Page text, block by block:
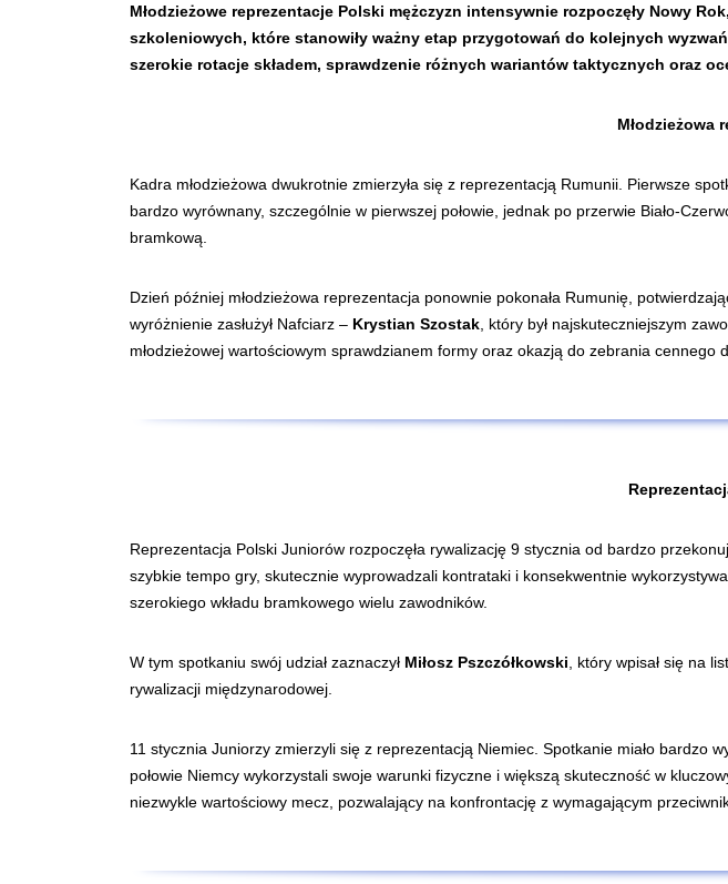
Młodzieżowe reprezentacje Polski mężczyzn intensywnie rozpoczęły Nowy
szkoleniowych, które stanowiły ważny etap przygotowań do kolejnych
szerokie rotacje składem, sprawdzenie różnych wariantów taktycznych oraz
Młodzieżowa
Kadra młodzieżowa dwukrotnie zmierzyła się z reprezentacją Rumunii. Pierwsze
bardzo wyrównany, szczególnie w pierwszej połowie, jednak po przerwie Biało-
bramkową.
Dzień później młodzieżowa reprezentacja ponownie pokonała Rumunię,
wyróżnienie zasłużył Nafciarz – Krystian Szostak , który był najskuteczniejszym
młodzieżowej wartościowym sprawdzianem formy oraz okazją do zebrania cennego
Reprezentacja Polski Juniorów rozpoczęła rywalizację 9 stycznia od bardzo
szybkie tempo gry, skutecznie wyprowadzali kontrataki i konsekwentnie
szerokiego wkładu bramkowego wielu zawodników.
W tym spotkaniu swój udział zaznaczył Miłosz Pszczółkowski , który wpisał się na
rywalizacji międzynarodowej.
11 stycznia Juniorzy zmierzyli się z reprezentacją Niemiec. Spotkanie miało bardzo
połowie Niemcy wykorzystali swoje warunki fizyczne i większą skuteczność w
niezwykle wartościowy mecz, pozwalający na konfrontację z wymagającym